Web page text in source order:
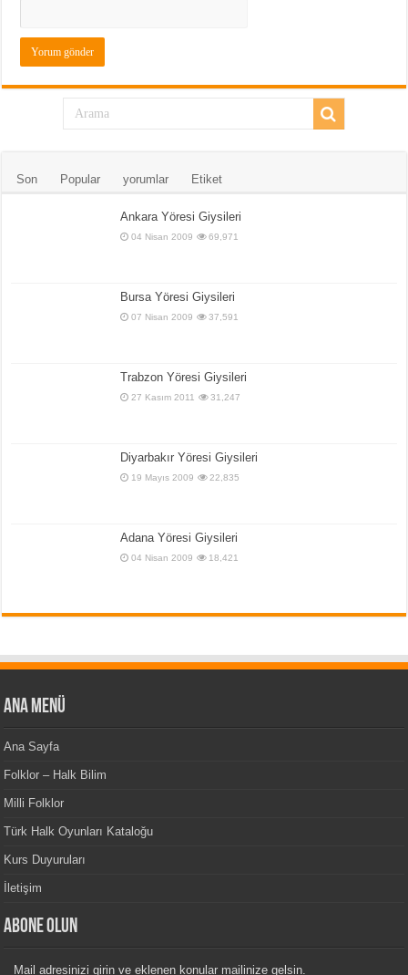
Son Popular yorumlar Etiket
Ankara Yöresi Giysileri
04 Nisan 2009 69,971
Bursa Yöresi Giysileri
07 Nisan 2009 37,591
Trabzon Yöresi Giysileri
27 Kasım 2011 31,247
Diyarbakır Yöresi Giysileri
19 Mayıs 2009 22,835
Adana Yöresi Giysileri
04 Nisan 2009 18,421
Ana Menü
Ana Sayfa
Folklor – Halk Bilim
Milli Folklor
Türk Halk Oyunları Kataloğu
Kurs Duyuruları
İletişim
Abone Olun
Mail adresinizi girin ve eklenen konular mailinize gelsin.